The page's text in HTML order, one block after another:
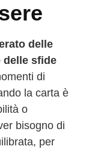
delle
delle sfide
di
la carta è
o
bisogno di
per